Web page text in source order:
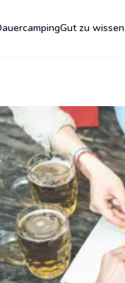
Gut zu wissen